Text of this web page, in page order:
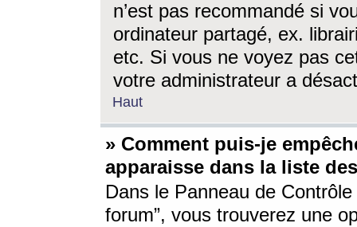
n’est pas recommandé si
ordinateur partagé, ex.
etc. Si vous ne voyez pas
votre administrateur a
Haut
» Comment puis-je
apparaisse dans la liste
Dans le Panneau de
forum”, vous trouverez une